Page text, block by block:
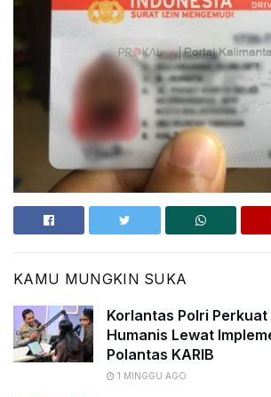
KAMU MUNGKIN SUKA
Korlantas Polri Perkuat
Humanis Lewat
Polantas KARIB
1 MINGGU AGO